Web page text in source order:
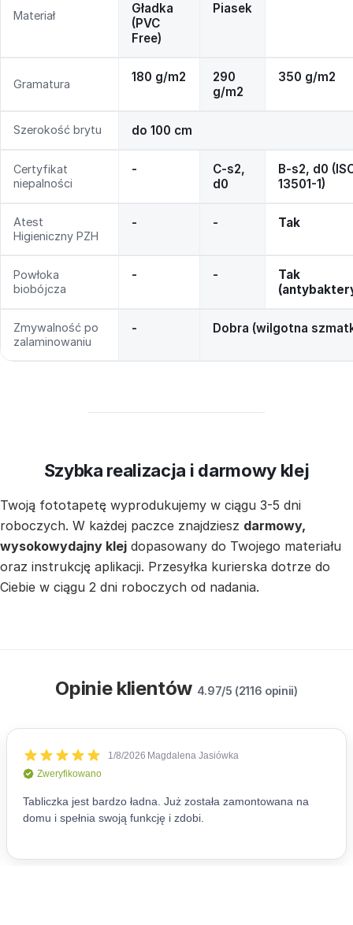
Materiał
Gładka
(PVC
Free)
Piasek
Gramatura 180 g/m2
290
g/m2
350 g/m2
Szerokość brytu do 100 cm
Certyfikat
niepalności
-
C-s2,
d0
B-s2, d0
13501-1)
Atest
Higieniczny PZH
- - Tak
Powłoka
biobójcza
- -
Tak
Zmywalność po
zalaminowaniu
- Dobra (wilgotna
Szybka realizacja i darmowy klej
Twoją fototapetę wyprodukujemy w ciągu 3-5 dni
roboczych. W każdej paczce znajdziesz darmowy,
wysokowydajny klej dopasowany do Twojego materiału
oraz instrukcję aplikacji. Przesyłka kurierska dotrze do
Ciebie w ciągu 2 dni roboczych od nadania.
Opinie klientów 4.97/5 (2116 opinii)